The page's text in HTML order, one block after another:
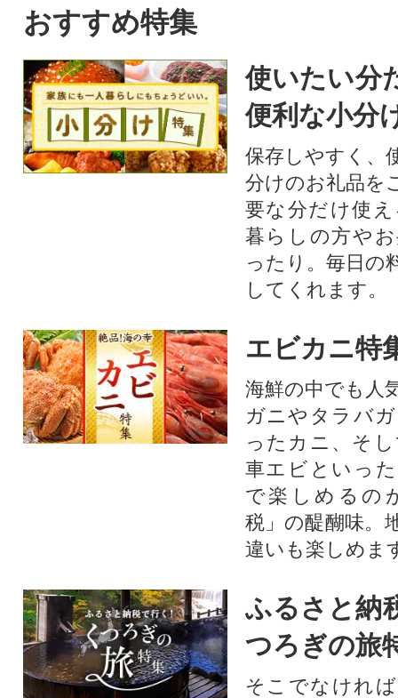
おすすめ特集
使いたい分
便利な小分
保存しやすく、
分けのお礼品を
要な分だけ使
暮らしの方や
ったり。毎日の
してくれます。
エビカニ特
海鮮の中でも人
ガニやタラバ
ったカニ、そ
車エビといっ
で楽しめるの
税」の醍醐味。
違いも楽しめま
ふるさと納
つろぎの旅
そこでなけれ